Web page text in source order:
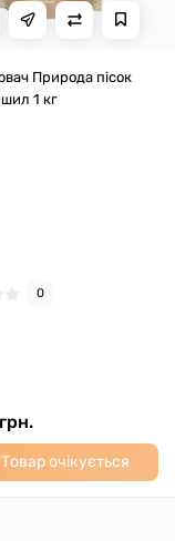
Природа пісок
1 кг
0
Товар очікується